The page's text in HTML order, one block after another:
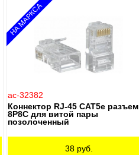
НА МАРКСА
ac-32382
Коннектор RJ-45 CAT5e разъем
8P8C для витой пары
позолоченный
38руб.